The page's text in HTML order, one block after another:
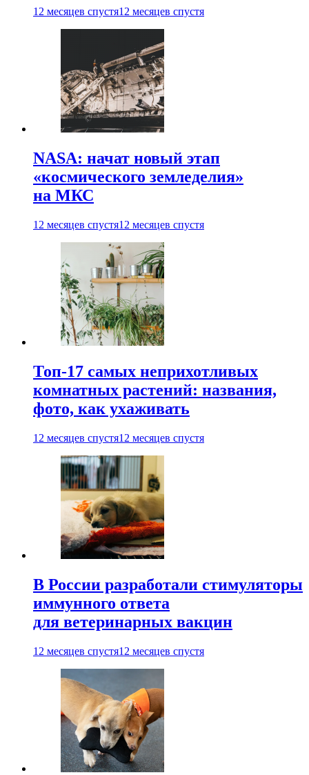
12 месяцев спустя12 месяцев спустя
NASA: начат новый этап
«космического земледелия»
на МКС
12 месяцев спустя12 месяцев спустя
Топ-17 самых неприхотливых
комнатных растений: названия,
фото, как ухаживать
12 месяцев спустя12 месяцев спустя
В России разработали стимуляторы
иммунного ответа
для ветеринарных вакцин
12 месяцев спустя12 месяцев спустя